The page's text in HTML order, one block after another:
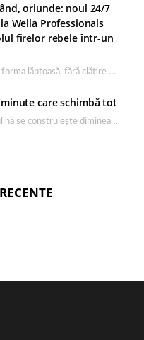
oriunde: noul 24/7
Wella Professionals
firelor rebele într-un
Un leave in sub forma lăptoasă, fără clătire care completează rutina Ultimate Smooth și transformă…
care schimbă tot
Eleganța masculină se construiește dimineața, în câteva minute și cu produsele potrivite. O rutină de…